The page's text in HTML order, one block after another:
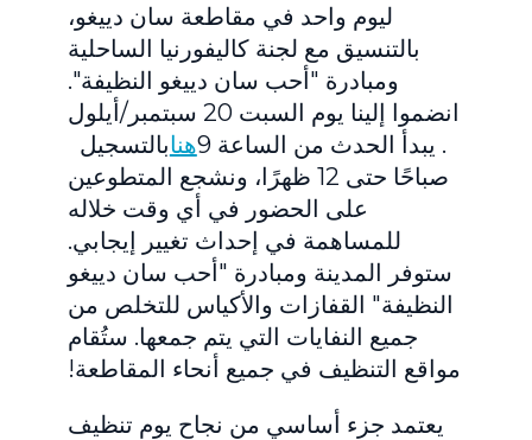
ليوم واحد في مقاطعة سان دييغو،
بالتنسيق مع لجنة كاليفورنيا الساحلية
ومبادرة "أحب سان دييغو النظيفة".
انضموا إلينا يوم السبت 20 سبتمبر/أيلول
بالتسجيلهنا. يبدأ الحدث من الساعة 9
صباحًا حتى 12 ظهرًا، ونشجع المتطوعين
على الحضور في أي وقت خلاله
للمساهمة في إحداث تغيير إيجابي.
ستوفر المدينة ومبادرة "أحب سان دييغو
النظيفة" القفازات والأكياس للتخلص من
جميع النفايات التي يتم جمعها. ستُقام
مواقع التنظيف في جميع أنحاء المقاطعة!
يعتمد جزء أساسي من نجاح يوم تنظيف